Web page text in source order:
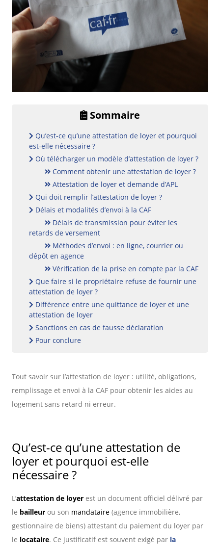
Sommaire
Qu’est-ce qu’une attestation de loyer et pourquoi
est-elle nécessaire ?
Où télécharger un modèle d’attestation de loyer ?
Comment obtenir une attestation de loyer ?
Attestation de loyer et demande d’APL
Qui doit remplir l’attestation de loyer ?
Délais et modalités d’envoi à la CAF
Délais de transmission pour éviter les
retards de versement
Méthodes d’envoi : en ligne, courrier ou
dépôt en agence
Vérification de la prise en compte par la CAF
Que faire si le propriétaire refuse de fournir une
attestation de loyer ?
Différence entre une quittance de loyer et une
attestation de loyer
Sanctions en cas de fausse déclaration
Pour conclure
Tout savoir sur l’attestation de loyer : utilité, obligations,
remplissage et envoi à la CAF pour obtenir les aides au
logement sans retard ni erreur.
Qu’est-ce qu’une attestation de
loyer et pourquoi est-elle
nécessaire ?
L’attestation de loyer est un document officiel délivré par
le bailleur ou son mandataire (agence immobilière,
gestionnaire de biens) attestant du paiement du loyer par
le locataire. Ce justificatif est souvent exigé par la